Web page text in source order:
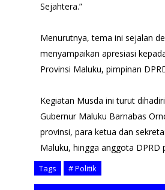
Sejahtera.”
Menurutnya, tema ini sejalan
menyampaikan apresiasi
Provinsi Maluku, pimpinan
Kegiatan Musda ini turut
Gubernur Maluku Barnabas
provinsi, para ketua dan
Maluku, hingga anggota DPRD
Tags # Politik